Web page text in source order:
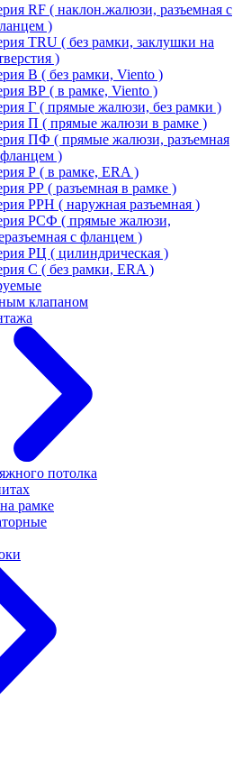
RF ( наклон.жалюзи, разъемная с
)
TRU ( без рамки, заклушки на
)
В ( без рамки, Viento )
ВР ( в рамке, Viento )
Г ( прямые жалюзи, без рамки )
П ( прямые жалюзи в рамке )
ПФ ( прямые жалюзи, разъемная
)
Р ( в рамке, ERA )
РР ( разъемная в рамке )
РРН ( наружная разъемная )
РСФ ( прямые жалюзи,
с фланцем )
РЦ ( цилиндрическая )
С ( без рамки, ERA )
клапаном
потолка
рамке